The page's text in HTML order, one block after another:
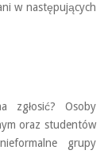
w następujących
zgłosić? Osoby
oraz studentów
grupy